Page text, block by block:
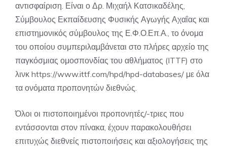
αντισφαίριση. Είναι ο Δρ. Μιχαήλ Κατσικαδέλης,
Σύμβουλος Εκπαίδευσης Φυσικής Αγωγής Αχαΐας και
επιστημονικός σύμβουλος της Ε.Φ.Ο.Επ.Α., το όνομα
του οποίου συμπεριλαμβάνεται στο πλήρες αρχείο της
παγκόσμιας ομοσπονδίας του αθλήματος (ITTF) στο
λινκ https://www.ittf.com/hpd/hpd-databases/ με όλα
τα ονόματα προπονητών διεθνώς.
Όλοι οι πιστοποιημένοι προπονητές/-τριες που
εντάσσονται στον πίνακα, έχουν παρακολουθήσει
επιτυχώς διεθνείς πιστοποιήσεις και αξιολογήσεις της